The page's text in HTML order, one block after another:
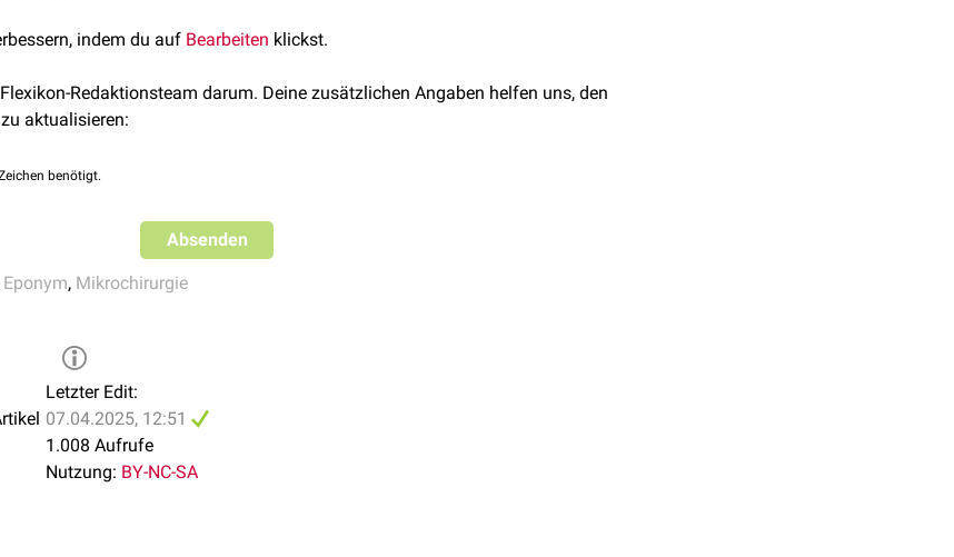
Neurochirurgia, 1982
indem du auf Bearbeiten klickst.
Redaktionsteam darum. Deine zusätzlichen Angaben helfen uns, den
aktualisieren:
benötigt.
Absenden
Eponym, Mikrochirurgie
Letzter Edit:
07.04.2025, 12:51
1.008 Aufrufe
Nutzung: BY-NC-SA